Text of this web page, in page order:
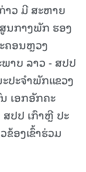
າວ ມີ ສະຫາຍ
ນກາງພັກ ຮອງ
ຄອນຫຼວງ
າບ ລາວ - ສປປ
ປະຈໍາພັກແຂວງ
ເອກອັກຄະ
ປປ ເກົາຫຼີ ປະ
ອງເຂົ້າຮ່ວມ